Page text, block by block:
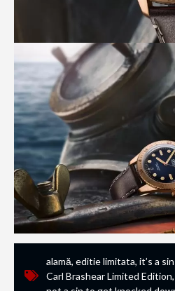
alamă, editie limitata, it’s a
Carl Brashear Limited Edition,